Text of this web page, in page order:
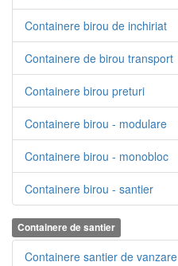
Containere birou de inchiriat
Containere de birou transport
Containere birou preturi
Containere birou - modulare
Containere birou - monobloc
Containere birou - santier
Containere de santier
Containere santier de vanzare